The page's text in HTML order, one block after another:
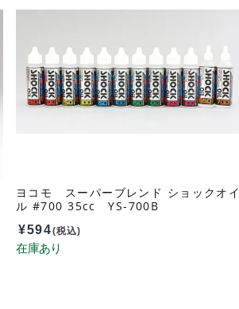
ヨコモ スーパーブレンド ショックオイ
ル #700 35cc YS-700B
¥594(税込)